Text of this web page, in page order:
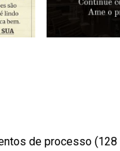
de processo (128